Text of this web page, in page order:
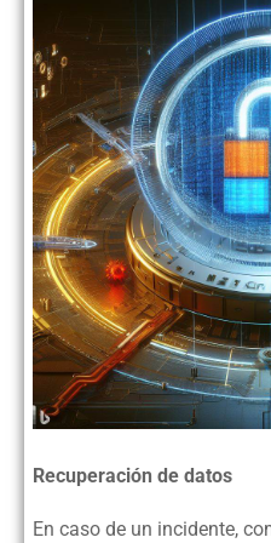
Recuperación de datos
En caso de un incidente,